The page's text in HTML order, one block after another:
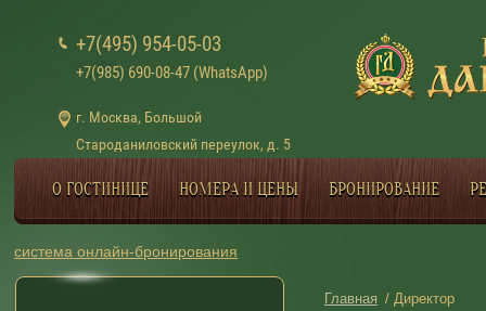
+7(495) 954-05-03
+7(985) 690-08-47 (WhatsApp)
г. Москва, Большой
Староданиловский переулок, д. 5
О ГОСТИНИЦЕ НОМЕРА И ЦЕНЫ БРОНИРОВАНИЕ
система онлайн-бронирования
Главная / Директор